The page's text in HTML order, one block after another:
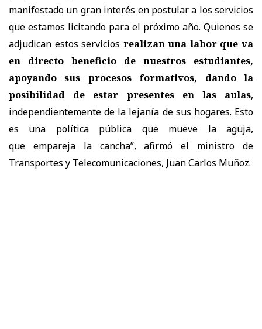
manifestado un gran interés en postular a los servicios
que estamos licitando para el próximo año. Quienes se
adjudican estos servicios realizan una labor que va
en directo beneficio de nuestros estudiantes,
apoyando sus procesos formativos, dando la
posibilidad de estar presentes en las aulas,
independientemente de la lejanía de sus hogares. Esto
es una política pública que mueve la aguja,
que empareja la cancha”, afirmó el ministro de
Transportes y Telecomunicaciones, Juan Carlos Muñoz.